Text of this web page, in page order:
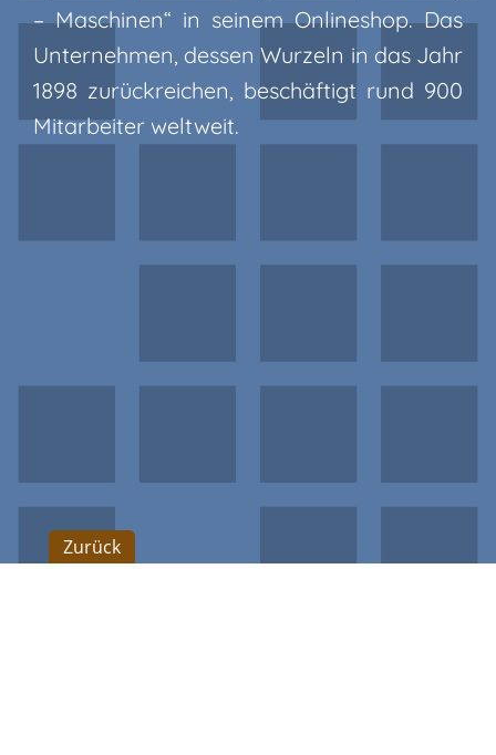
– Maschinen“ in seinem Onlineshop. Das
Unternehmen, dessen Wurzeln in das Jahr
1898 zurückreichen, beschäftigt rund 900
Mitarbeiter weltweit.
Zurück